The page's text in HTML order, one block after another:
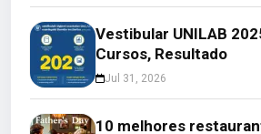
Vestibular UNILAB
Cursos, Resultado
Jul 31, 2026
10 melhores